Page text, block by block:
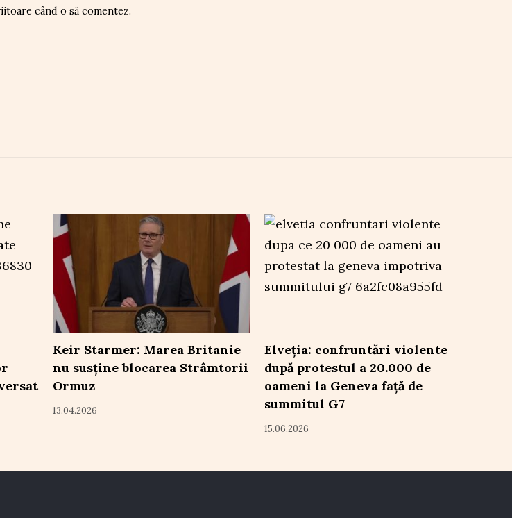
când o să comentez.
Keir Starmer: Marea Britanie
nu susține blocarea Strâmtorii
Ormuz
13.04.2026
Elveția: confruntări violente
după protestul a 20.000 de
oameni la Geneva față de
summitul G7
15.06.2026